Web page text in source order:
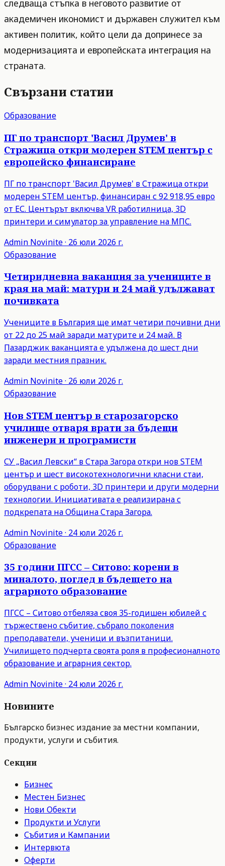
следваща стъпка в неговото развитие от
академичен икономист и държавен служител към
активен политик, който цели да допринесе за
модернизацията и европейската интеграция на
страната.
Свързани статии
Образование
ПГ по транспорт 'Васил Друмев' в
Стражица откри модерен STEM център с
европейско финансиране
ПГ по транспорт 'Васил Друмев' в Стражица откри
модерен STEM център, финансиран с 92 918,95 евро
от ЕС. Центърът включва VR работилница, 3D
принтери и симулатор за управление на МПС.
Admin Novinite· 26 юли 2026 г.
Образование
Четиридневна ваканция за учениците в
края на май: матури и 24 май удължават
почивката
Учениците в България ще имат четири почивни дни
от 22 до 25 май заради матурите и 24 май. В
Пазарджик ваканцията е удължена до шест дни
заради местния празник.
Admin Novinite· 26 юли 2026 г.
Образование
Нов STEM център в старозагорско
училище отваря врати за бъдещи
инженери и програмисти
СУ „Васил Левски“ в Стара Загора откри нов STEM
център и шест високотехнологични класни стаи,
оборудвани с роботи, 3D принтери и други модерни
технологии. Инициативата е реализирана с
подкрепата на Община Стара Загора.
Admin Novinite· 24 юли 2026 г.
Образование
35 години ПГСС – Ситово: корени в
миналото, поглед в бъдещето на
аграрното образование
ПГСС – Ситово отбеляза своя 35-годишен юбилей с
тържествено събитие, събрало поколения
преподаватели, ученици и възпитаници.
Училището подчерта своята роля в професионалното
образование и аграрния сектор.
Admin Novinite· 24 юли 2026 г.
Новините
Българско бизнес издание за местни компании,
продукти, услуги и събития.
Секции
Бизнес
Местен Бизнес
Нови Обекти
Продукти и Услуги
Събития и Кампании
Интервюта
Оферти